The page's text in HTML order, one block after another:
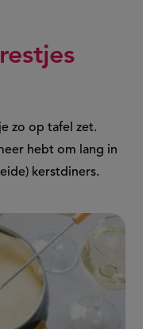
zo op tafel zet.
hebt om lang in
kerstdiners.